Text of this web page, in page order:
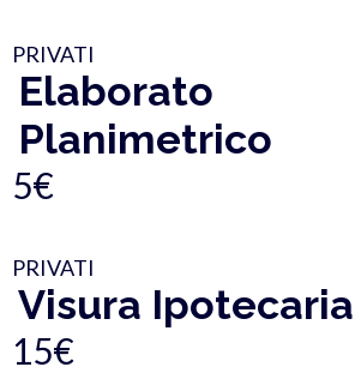
PRIVATI
Elaborato
Planimetrico
5€
PRIVATI
Visura Ipotecaria
15€